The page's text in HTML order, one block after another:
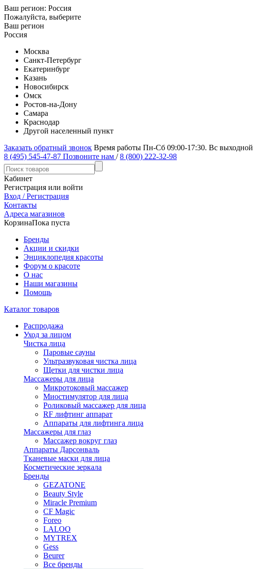
Ваш регион: Россия
Пожалуйста, выберите
Ваш регион
Россия
Москва
Санкт-Петербург
Екатеринбург
Казань
Новосибирск
Омск
Ростов-на-Дону
Самара
Краснодар
Другой населенный пункт
Заказать обратный звонок Время работы Пн-Сб 09:00-17:30. Вс выходной
8 (495) 545-47-87 Позвоните нам / 8 (800) 222-32-98
Кабинет
Регистрация или войти
Вход / Регистрация
Контакты
Адреса магазинов
КорзинаПока пуста
Бренды
Акции и скидки
Энциклопедия красоты
Форум о красоте
О нас
Наши магазины
Помощь
Каталог товаров
Распродажа
Уход за лицом
Чистка лица
Паровые сауны
Ультразвуковая чистка лица
Щетки для чистки лица
Массажеры для лица
Микротоковый массажер
Миостимулятор для лица
Роликовый массажер для лица
RF лифтинг аппарат
Аппараты для лифтинга лица
Массажеры для глаз
Массажер вокруг глаз
Аппараты Дарсонваль
Тканевые маски для лица
Косметические зеркала
Бренды
GEZATONE
Beauty Style
Miracle Premium
CF Magic
Foreo
LALOO
MYTREX
Gess
Beurer
Все бренды